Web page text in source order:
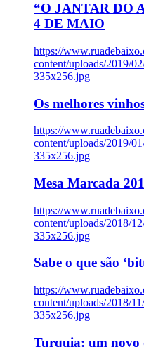
“O JANTAR DO
4 DE MAIO
https://
content/uploads/2019/
335x256.jpg
Os melhores
https://
content/uploads/2019/
335x256.jpg
Mesa Marcada
https://
content/uploads/2018/
335x256.jpg
Sabe o que são
https://
content/uploads/2018/
335x256.jpg
Turquia: um novo